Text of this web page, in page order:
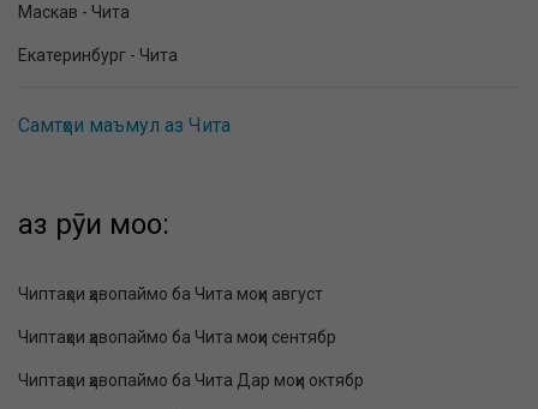
Маскав - Чита
Екатеринбург - Чита
Самтҳои маъмул аз Чита
аз рӯи моҳҳо:
Чиптаҳои ҳавопаймо ба Чита моҳи август
Чиптаҳои ҳавопаймо ба Чита моҳи сентябр
Чиптаҳои ҳавопаймо ба Чита Дар моҳи октябр